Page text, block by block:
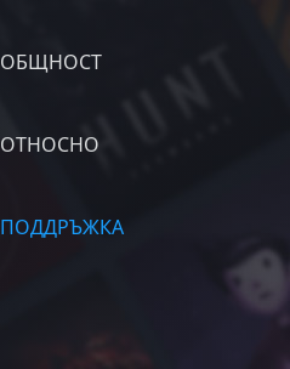
ОБЩНОСТ
ОТНОСНО
ПОДДРЪЖКА